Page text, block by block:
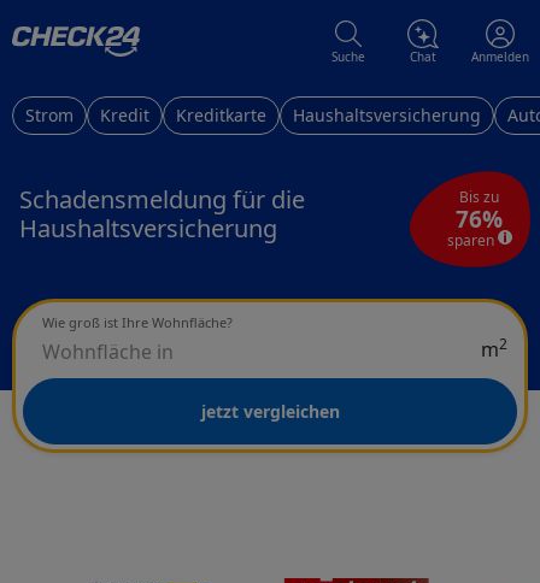
Suche Chat Anmelden
Strom Kredit Kreditkarte Haushaltsversicherung
Schadensmeldung für die
Haushaltsversicherung
Bis zu
76%
sparen
Wie groß ist Ihre Wohnfläche?
m2
jetzt vergleichen